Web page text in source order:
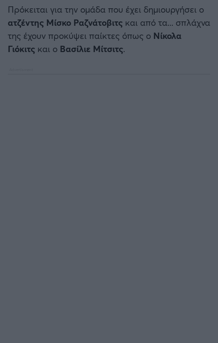
Μπαρτσελόνα
Ρεάλ Μαδρίτης
Πρόκειται για την ομάδα που έχει δημιουργήσει ο
ατζέντης Μίσκο Ραζνάτοβιτς και από τα... σπλάχνα
της έχουν προκύψει παίκτες όπως ο Νίκολα
Γιόκιτς και ο Βασίλιε Μίτσιτς.